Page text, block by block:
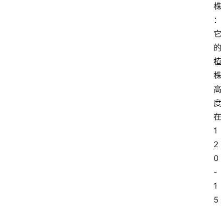
株
：
它
的
植
株
高
度
在
1
2
0
-
1
5